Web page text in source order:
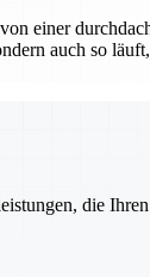
einer
auch so
die